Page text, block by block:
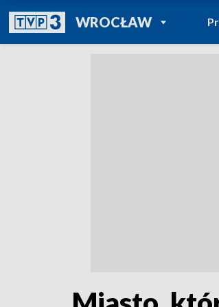
WROCŁAWPOWRÓT DO
TVP REGIONY